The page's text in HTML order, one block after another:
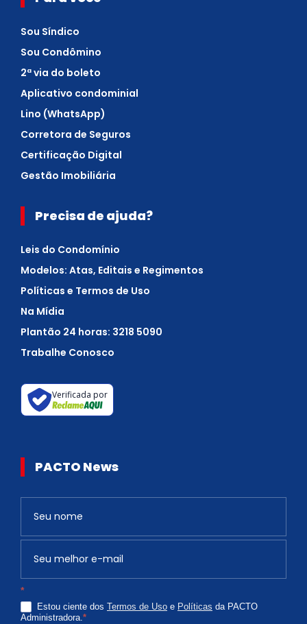
Sou Síndico
Sou Condômino
2ª via do boleto
Aplicativo condominial
Lino (WhatsApp)
Corretora de Seguros
Certificação Digital
Gestão Imobiliária
Precisa de ajuda?
Leis do Condomínio
Modelos: Atas, Editais e Regimentos
Políticas e Termos de Uso
Na Mídia
Plantão 24 horas: 3218 5090
Trabalhe Conosco
Verificada por
PACTO News
*
Estou ciente dos Termos de Uso e Políticas da PACTO
Administradora.*
v
ê